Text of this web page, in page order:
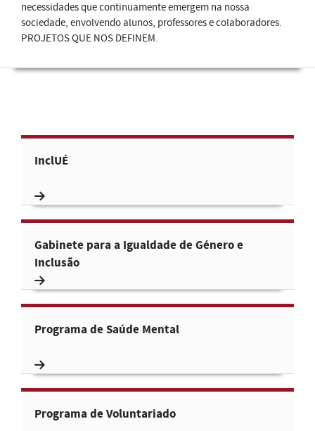
necessidades que continuamente emergem na nossa
sociedade, envolvendo alunos, professores e colaboradores.
PROJETOS QUE NOS DEFINEM.
InclUÉ
Gabinete para a Igualdade de Género e
Inclusão
Programa de Saúde Mental
Programa de Voluntariado